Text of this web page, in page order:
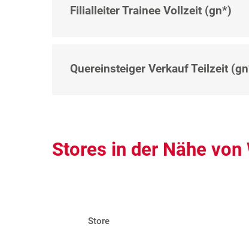
Filialleiter Trainee Vollzeit (gn*)
Quereinsteiger Verkauf Teilzeit
Stores in der Nähe
Store